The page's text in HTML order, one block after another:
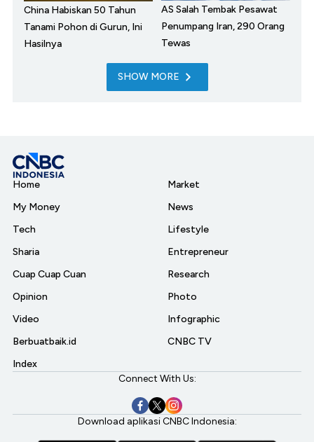
China Habiskan 50 Tahun
Tanami Pohon di Gurun, Ini
Hasilnya
AS Salah Tembak Pesawat
Penumpang Iran, 290 Orang
Tewas
SHOW MORE
Home
My Money
Tech
Sharia
Cuap Cuap Cuan
Opinion
Video
Berbuatbaik.id
Index
Market
News
Lifestyle
Entrepreneur
Research
Photo
Infographic
CNBC TV
Connect With Us:
Download aplikasi CNBC Indonesia: